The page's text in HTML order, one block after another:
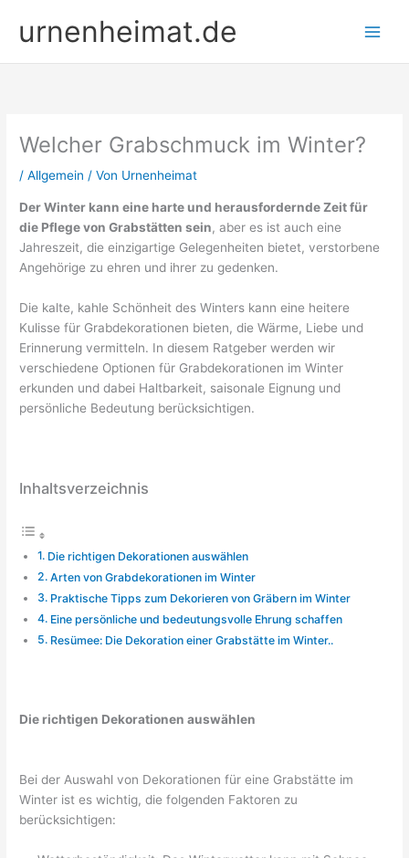
Inhalturnenheimat.de
Welcher Grabschmuck im Winter?
/Allgemein / Von Urnenheimat
Der Winter kann eine harte und herausfordernde Zeit für
die Pflege von Grabstätten sein, aber es ist auch eine
Jahreszeit, die einzigartige Gelegenheiten bietet, verstorbene
Angehörige zu ehren und ihrer zu gedenken.
Die kalte, kahle Schönheit des Winters kann eine heitere
Kulisse für Grabdekorationen bieten, die Wärme, Liebe und
Erinnerung vermitteln. In diesem Ratgeber werden wir
verschiedene Optionen für Grabdekorationen im Winter
erkunden und dabei Haltbarkeit, saisonale Eignung und
persönliche Bedeutung berücksichtigen.
Inhaltsverzeichnis
Die richtigen Dekorationen auswählen
Arten von Grabdekorationen im Winter
Praktische Tipps zum Dekorieren von Gräbern im Winter
Eine persönliche und bedeutungsvolle Ehrung schaffen
Resümee: Die Dekoration einer Grabstätte im Winter..
Die richtigen Dekorationen auswählen
Bei der Auswahl von Dekorationen für eine Grabstätte im
Winter ist es wichtig, die folgenden Faktoren zu
berücksichtigen: